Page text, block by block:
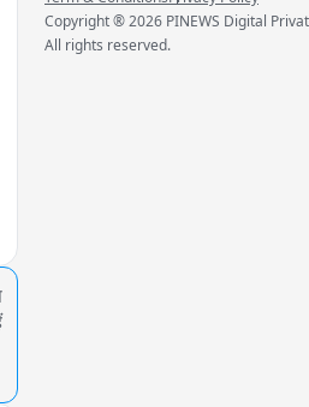
Copyright ®2026 PINEWS Digital
All rights reserved.